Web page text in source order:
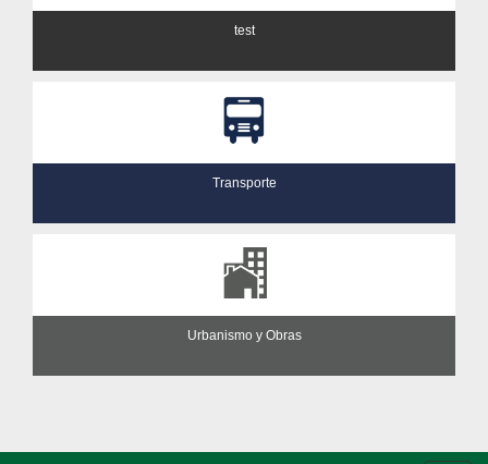
test
Transporte
Urbanismo y Obras